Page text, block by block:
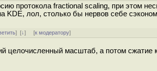
протокола fractional scaling, при этом
KDE, лол, столько бы нервов себе
][↓] [к модератору]
целочисленный масштаб, а потом сжатие